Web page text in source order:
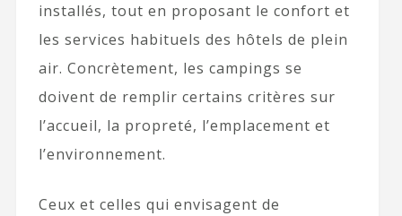
installés, tout en proposant le confort et
les services habituels des hôtels de plein
air. Concrètement, les campings se
doivent de remplir certains critères sur
l’accueil, la propreté, l’emplacement et
l’environnement.
Ceux et celles qui envisagent de